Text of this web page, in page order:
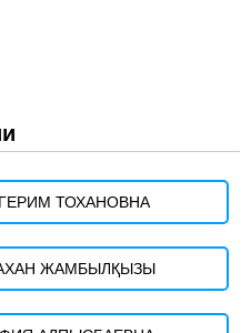
ТОХАНОВНА
ЖАМБЫЛҚЫЗЫ